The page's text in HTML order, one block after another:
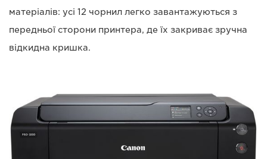
матеріалів: усі 12 чорнил легко завантажуються з
передньої сторони принтера, де їх закриває зручна
відкидна кришка.